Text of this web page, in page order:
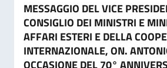
MESSAGGIO DEL VICE
CONSIGLIO DEI MINISTRI E
AFFARI ESTERI E DELLA
INTERNAZIONALE, ON.
OCCASIONE DEL 70°